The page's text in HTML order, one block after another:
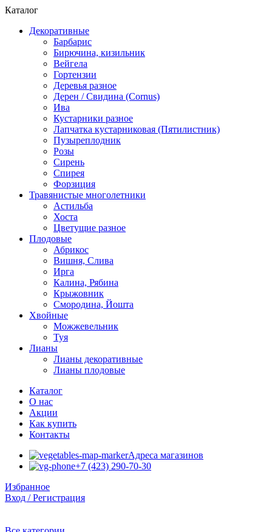
Каталог
Декоративные
Барбарис
Бирючина, кизильник
Вейгела
Гортензии
Деревья разное
Дерен / Свидина (Cornus)
Ива
Кустарники разное
Лапчатка кустарниковая (Пятилистник)
Пузыреплодник
Розы
Сирень
Спирея
Форзиция
Травянистые многолетники
Астильба
Хоста
Цветущие разное
Плодовые
Абрикос
Вишня, Слива
Ирга
Калина, Рябина
Крыжовник
Смородина, Йошта
Хвойные
Можжевельник
Туя
Лианы
Лианы декоративные
Лианы плодовые
Каталог
О нас
Акции
Как купить
Контакты
Адреса магазинов
+7 (423) 290-70-30
Избранное
Вход / Регистрация